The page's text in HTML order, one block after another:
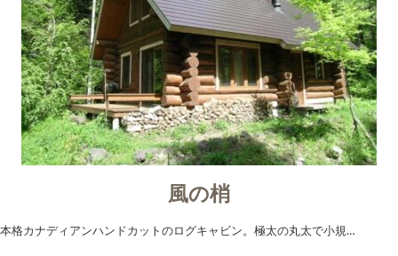
風の梢
本格カナディアンハンドカットのログキャビン。極太の丸太で小規…